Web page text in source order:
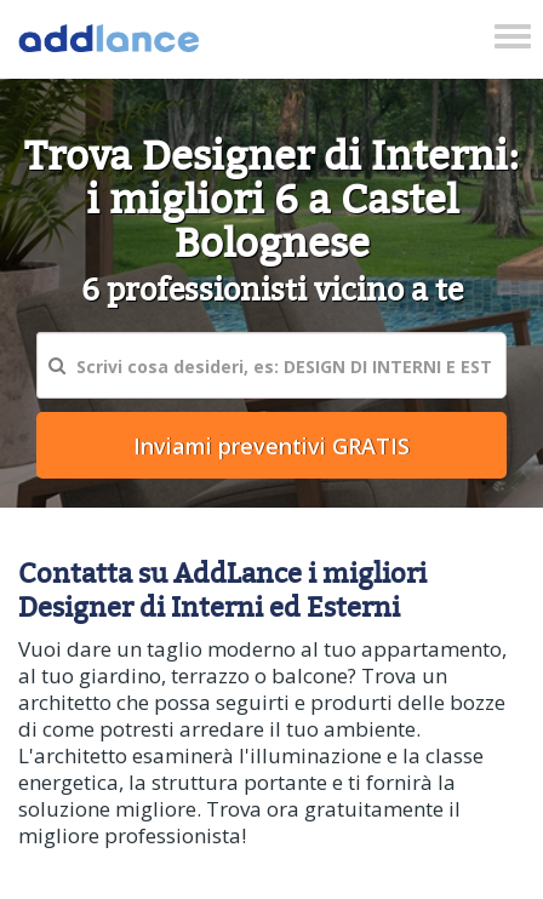
Trova Designer di Interni:
i migliori 6 a Castel
Bolognese
6 professionisti vicino a te
Contatta su AddLance i migliori
Designer di Interni ed Esterni
Vuoi dare un taglio moderno al tuo appartamento,
al tuo giardino, terrazzo o balcone? Trova un
architetto che possa seguirti e produrti delle bozze
di come potresti arredare il tuo ambiente.
L'architetto esaminerà l'illuminazione e la classe
energetica, la struttura portante e ti fornirà la
soluzione migliore. Trova ora gratuitamente il
migliore professionista!